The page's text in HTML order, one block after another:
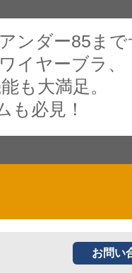
ンダー85まで
イヤーブラ、
も大満足。
も必見！
お問い